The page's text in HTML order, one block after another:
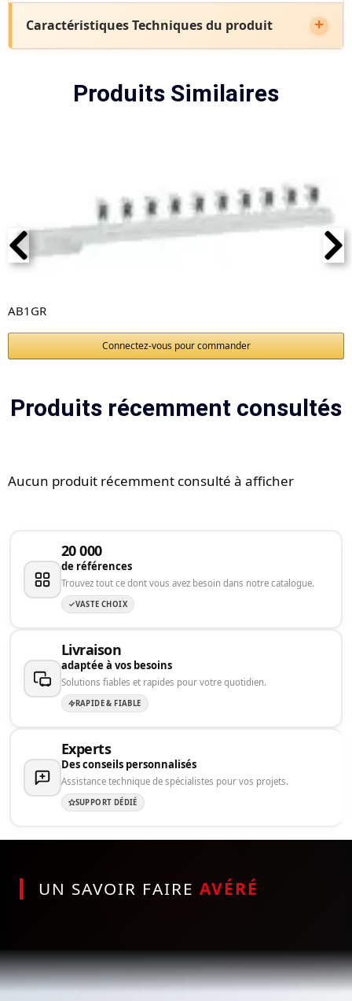
Caractéristiques Techniques du produit
Produits Similaires
AB1GR
Connectez-vous pour commander
Produits récemment consultés
Aucun produit récemment consulté à afficher
20 000
de références
Trouvez tout ce dont vous avez besoin dans notre catalogue.
VASTE CHOIX
Livraison
adaptée à vos besoins
Solutions fiables et rapides pour votre quotidien.
RAPIDE & FIABLE
Experts
Des conseils personnalisés
Assistance technique de spécialistes pour vos projets.
SUPPORT DÉDIÉ
UN SAVOIR FAIRE AVÉRÉ